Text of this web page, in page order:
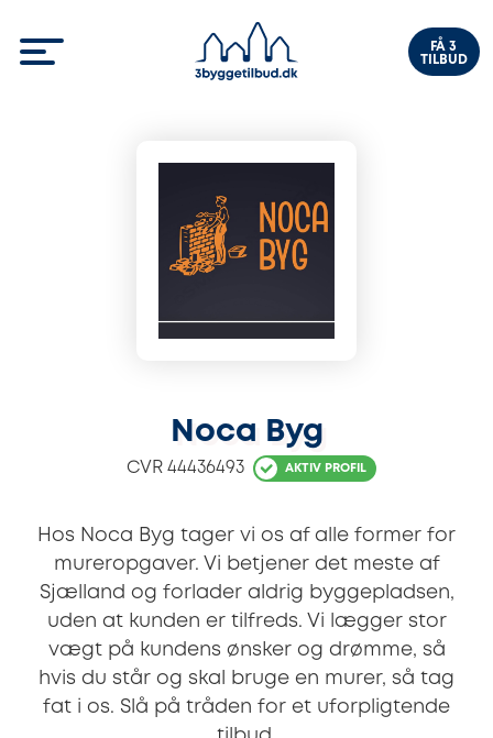
FÅ 3
TILBUD
Noca Byg
CVR 44436493 AKTIV PROFIL
Hos Noca Byg tager vi os af alle former for
mureropgaver. Vi betjener det meste af
Sjælland og forlader aldrig byggepladsen,
uden at kunden er tilfreds. Vi lægger stor
vægt på kundens ønsker og drømme, så
hvis du står og skal bruge en murer, så tag
fat i os. Slå på tråden for et uforpligtende